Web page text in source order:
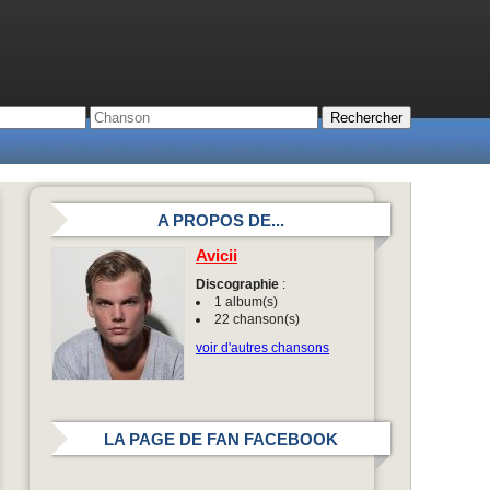
A PROPOS DE...
Avicii
Discographie :
1 album(s)
22 chanson(s)
voir d'autres chansons
LA PAGE DE FAN FACEBOOK